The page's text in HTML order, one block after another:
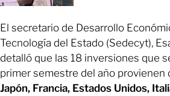
El secretario de Desarrollo
Tecnología del Estado (Sedecyt),
detalló que las 18 inversiones que
primer semestre del año provienen
Japón, Francia, Estados Unidos,